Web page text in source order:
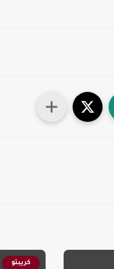
كريبتو